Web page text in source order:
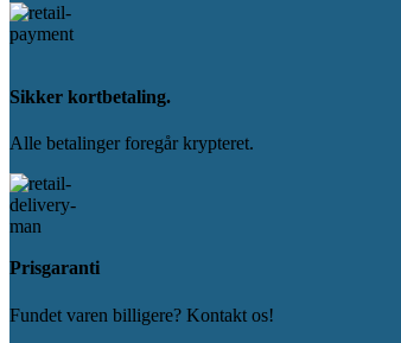
Sikker kortbetaling.
Alle betalinger foregår krypteret.
Prisgaranti
Fundet varen billigere? Kontakt os!